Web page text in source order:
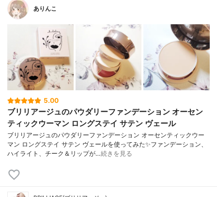
ありんこ
5.00
ブリリアージュのパウダリーファンデーション オーセン
ティックウーマン ロングステイ サテン ヴェール
ブリリアージュのパウダリーファンデーション オーセンティックウー
マン ロングステイ サテン ヴェールを使ってみた✨ファンデーション、
ハイライト、チーク＆リップが…続きを見る